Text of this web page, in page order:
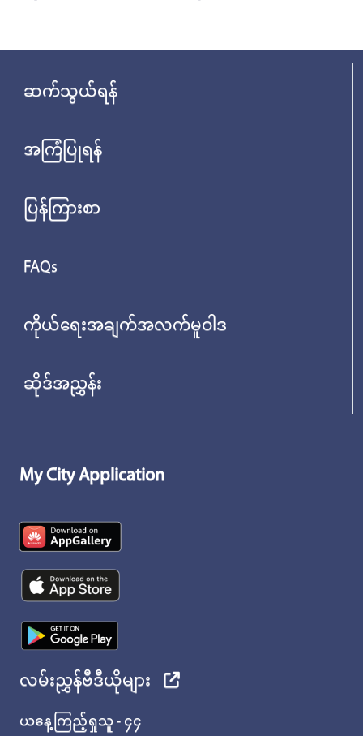
ဆက်သွယ်ရန်
အကြံပြုရန်
ပြန်ကြားစာ
FAQs
ကိုယ်ရေးအချက်အလက်မူဝါဒ
ဆိုဒ်အညွှန်း
My City Application
လမ်းညွှန်ဗီဒီယိုများ
ယနေ့ကြည့်ရှုသူ - ၄၄